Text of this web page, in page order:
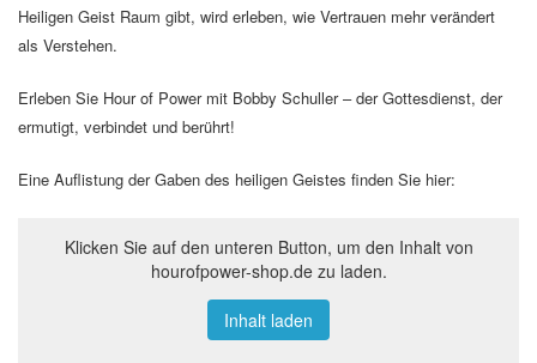
Heiligen Geist Raum gibt, wird erleben, wie Vertrauen mehr verändert
als Verstehen.
Erleben Sie Hour of Power mit Bobby Schuller – der Gottesdienst, der
ermutigt, verbindet und berührt!
Eine Auflistung der Gaben des heiligen Geistes finden Sie hier:
Klicken Sie auf den unteren Button, um den Inhalt von
hourofpower-shop.de zu laden.
Inhalt laden